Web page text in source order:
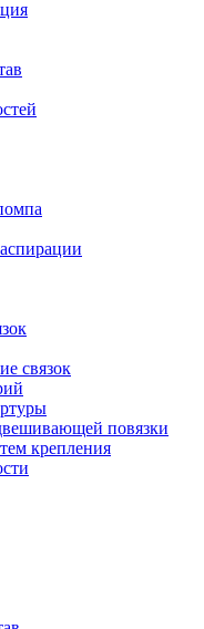
связок
повязки
крепления